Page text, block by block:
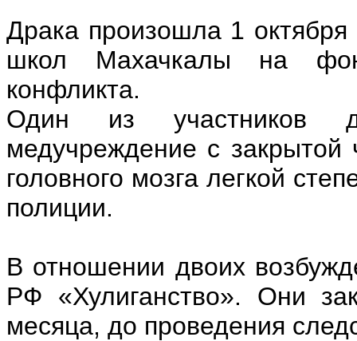
Драка произошла 1
школ Махачкалы на
конфликта.
Один из участников
медучреждение с
головного мозга легкой
полиции.
В отношении двоих
РФ «Хулиганство». Они
месяца, до проведения